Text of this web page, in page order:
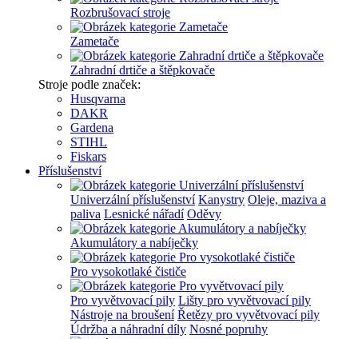
Rozbrušovací stroje
Zametače
Zahradní drtiče a štěpkovače
Stroje podle značek:
Husqvarna
DAKR
Gardena
STIHL
Fiskars
Příslušenství
Univerzální příslušenství Kanystry Oleje, maziva a
paliva Lesnické nářadí Oděvy
Akumulátory a nabíječky
Pro vysokotlaké čističe
Pro vyvětvovací pily Lišty pro vyvětvovací pily
Nástroje na broušení Řetězy pro vyvětvovací pily
Údržba a náhradní díly Nosné popruhy